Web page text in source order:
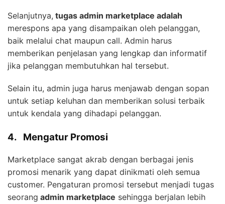
Selanjutnya, tugas admin marketplace adalah
merespons apa yang disampaikan oleh pelanggan,
baik melalui chat maupun call. Admin harus
memberikan penjelasan yang lengkap dan informatif
jika pelanggan membutuhkan hal tersebut.
Selain itu, admin juga harus menjawab dengan sopan
untuk setiap keluhan dan memberikan solusi terbaik
untuk kendala yang dihadapi pelanggan.
4. Mengatur Promosi
Marketplace sangat akrab dengan berbagai jenis
promosi menarik yang dapat dinikmati oleh semua
customer. Pengaturan promosi tersebut menjadi tugas
seorang admin marketplace sehingga berjalan lebih